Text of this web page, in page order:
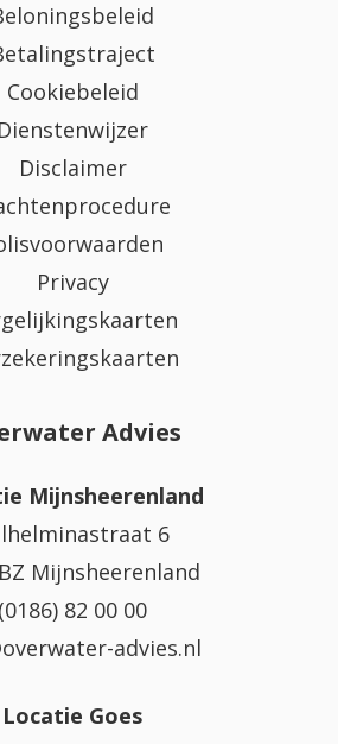
Cookiebeleid
Dienstenwijzer
Disclaimer
Privacy
Advies
Mijnsheerenland
6
Mijnsheerenland
(0186) 82 00 00
advies.nl
Locatie Goes